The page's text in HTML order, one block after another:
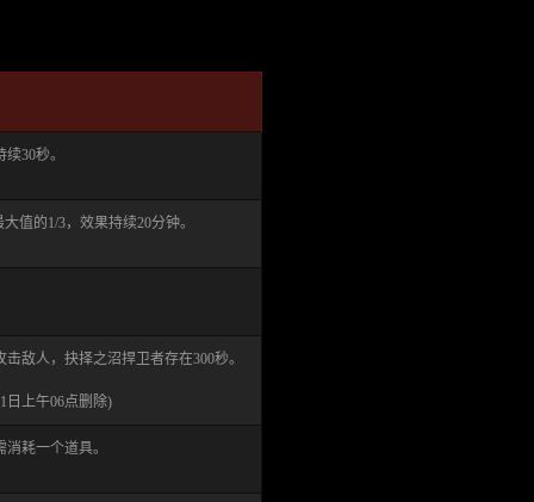
30秒。
值的1/3，效果持续20分钟。
敌人，抉择之沼捍卫者存在300秒。
日上午06点删除)
耗一个道具。